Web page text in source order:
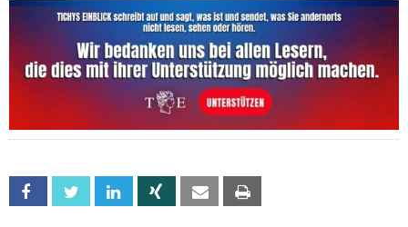
Facebook Twitter Linkedin Xing Email